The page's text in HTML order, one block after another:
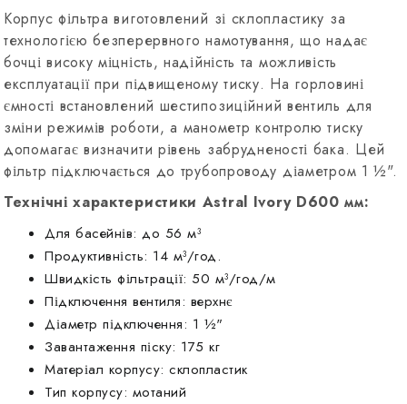
Корпус фільтра виготовлений зі склопластику за
технологією безперервного намотування, що надає
бочці високу міцність, надійність та можливість
експлуатації при підвищеному тиску. На горловині
ємності встановлений шестипозиційний вентиль для
зміни режимів роботи, а манометр контролю тиску
допомагає визначити рівень забрудненості бака. Цей
фільтр підключається до трубопроводу діаметром 1 ½".
Технічні характеристики Astral Ivory D600 мм:
Для басейнів: до 56 м³
Продуктивність: 14 м³/год.
Швидкість фільтрації: 50 м³/год/м
Підключення вентиля: верхнє
Діаметр підключення: 1 ½"
Завантаження піску: 175 кг
Матеріал корпусу: склопластик
Тип корпусу: мотаний